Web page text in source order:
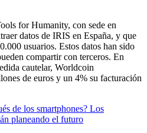
for Humanity, con sede en
datos de IRIS en España, y que
usuarios. Estos datos han sido
compartir con terceros. En
cautelar, Worldcoin
de euros y un 4% su facturación
de los smartphones? Los
planeando el futuro